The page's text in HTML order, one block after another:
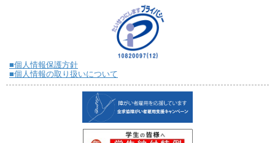
■個人情報保護方針
■個人情報の取り扱いについて